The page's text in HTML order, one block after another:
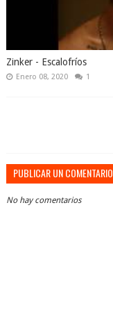
Zinker - Escalofríos
Enero 08, 2020 1
PUBLICAR UN COMENTARIO
No hay comentarios